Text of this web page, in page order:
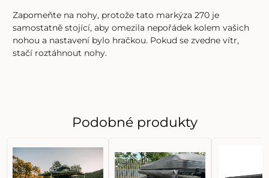
Zapomeňte na nohy, protože tato markýza 270 je
samostatně stojící, aby omezila nepořádek kolem vašich
nohou a nastavení bylo hračkou. Pokud se zvedne vítr,
stačí roztáhnout nohy.
Podobné produkty